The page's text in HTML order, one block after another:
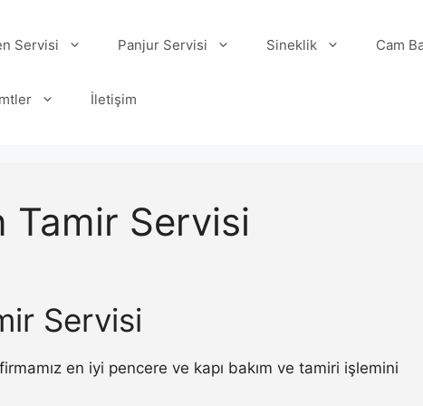
Servisi Panjur Servisi Sineklik Cam
İletişim
Tamir Servisi
Servisi
en iyi pencere ve kapı bakım ve tamiri işlemini